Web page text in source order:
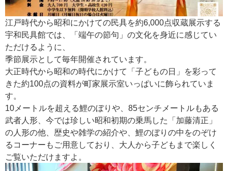
江戸時代から昭和にかけての民具を約6,000点収蔵展示する
宇和民具館では、「端午の節句」の文化を身近に感じてい
ただけるように、
季節展示として毎年開催されています。
大正時代から昭和の時代にかけて「子どもの日」を彩って
きた約100点の資料が町家展示室いっぱいに飾られていま
す。
10メートルを超える鯉のぼりや、85センチメートルもある
武者人形、今では珍しい昭和初期の乗馬した「加藤清正」
の人形の他、歴史や雑学の紹介や、鯉のぼりの中をのぞけ
るコーナーもご用意しており、大人から子どもまで楽しく
ご覧いただけますよ。